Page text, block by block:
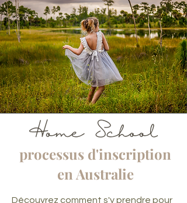
processus d'inscription
en Australie
Découvrez comment s'y prendre pour